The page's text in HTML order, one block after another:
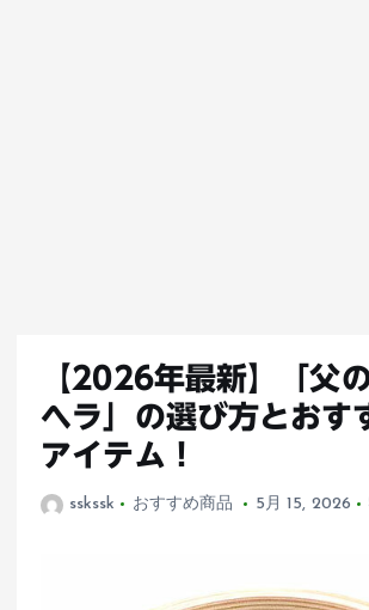
【2026年最新】「父
ヘラ」の選び方とおす
アイテム！
sskssk おすすめ商品 5月 15, 2026